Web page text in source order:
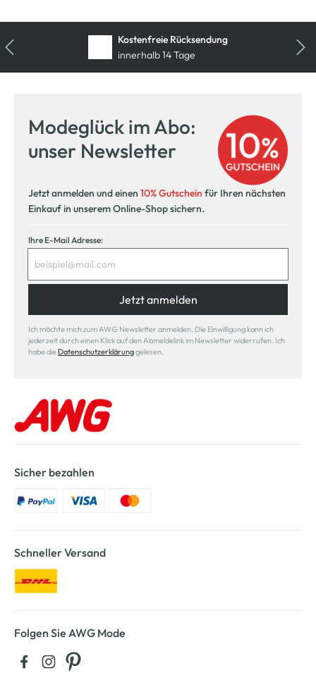
Kostenfreie Rücksendung
innerhalb 14 Tage
Modeglück im Abo:
unser Newsletter
Jetzt anmelden und einen 10% Gutschein für Ihren nächsten
Einkauf in unserem Online-Shop sichern.
Ihre E-Mail Adresse:
Jetzt anmelden
Ich möchte mich zum AWG Newsletter anmelden. Die Einwilligung kann ich
jederzeit durch einen Klick auf den Abmeldelink im Newsletter widerrufen. Ich
habe die Datenschutzerklärunggelesen.
Sicher bezahlen
Schneller Versand
Folgen Sie AWG Mode